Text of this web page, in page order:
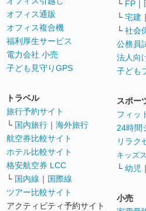
オフィス通販
オフィス複合機
福利厚生サービス
電力会社 小売
子ども見守りGPS
トラベル
旅行予約サイト
└ 国内旅行 ｜ 海外旅行
航空券比較サイト
ホテル比較サイト
格安航空券 LCC
└ 国内線 ｜ 国際線
ツアー比較サイト
アクティビティ予約サイト
└ FP ｜
└ 宅建 ｜
└ 社会
公務員
法人向
子ども
スポー
フィッ
24時間
リラク
キッズ
└ 幼児 ｜
小売